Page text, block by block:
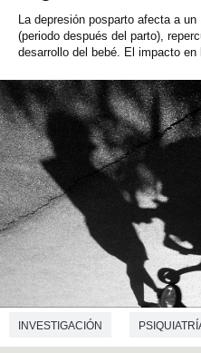
La depresión posparto afecta a
(periodo después del parto),
desarrollo del bebé. El impacto
INVESTIGACIÓN